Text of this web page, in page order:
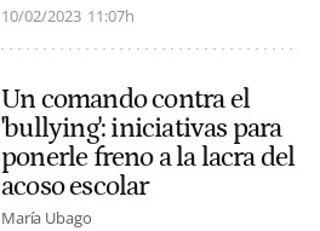
10/02/2023 11:07h
Un comando contra el
'bullying': iniciativas para
ponerle freno a la lacra del
acoso escolar
María Ubago